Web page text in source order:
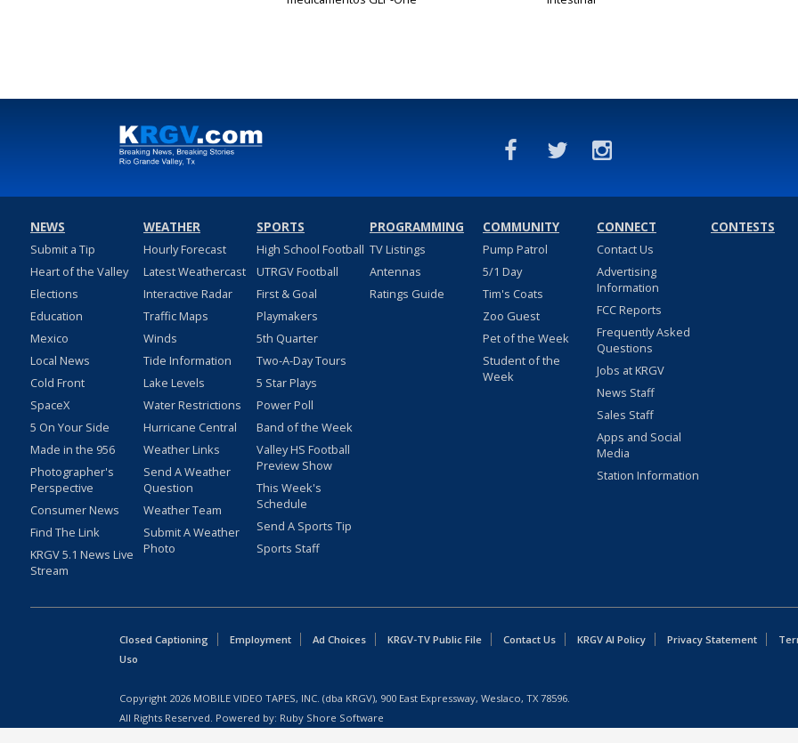
NEWS
Submit a Tip
Heart of the Valley
Elections
Education
Mexico
Local News
Cold Front
SpaceX
5 On Your Side
Made in the 956
Photographer's
Perspective
Consumer News
Find The Link
KRGV 5.1 News Live
Stream
WEATHER
Hourly Forecast
Latest Weathercast
Interactive Radar
Traffic Maps
Winds
Tide Information
Lake Levels
Water Restrictions
Hurricane Central
Weather Links
Send A Weather
Question
Weather Team
Submit A Weather
Photo
SPORTS
High School Football
UTRGV Football
First & Goal
Playmakers
5th Quarter
Two-A-Day Tours
5 Star Plays
Power Poll
Band of the Week
Valley HS Football
Preview Show
This Week's
Schedule
Send A Sports Tip
Sports Staff
PROGRAMMING
TV Listings
Antennas
Ratings Guide
COMMUNITY
Pump Patrol
5/1 Day
Tim's Coats
Zoo Guest
Pet of the Week
Student of the
Week
CONNECT
Contact Us
Advertising
Information
FCC Reports
Frequently Asked
Questions
Jobs at KRGV
News Staff
Sales Staff
Apps and Social
Media
Station Information
CONTESTS
Closed Captioning Employment Ad Choices KRGV-TV Public File Contact Us KRGV AI Policy Privacy Statement
Uso
Copyright 2026 MOBILE VIDEO TAPES, INC. (dba KRGV), 900 East Expressway, Weslaco, TX 78596.
All Rights Reserved. Powered by: Ruby Shore Software